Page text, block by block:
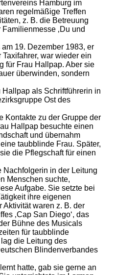
Hamburg im
regelmäßige Treffen
z. B. die Betreuung
‚Du und
19. Dezember 1983, er
war wieder ein
für Frau Hallpap. Aber sie
überwinden, sondern
Hallpap als Schriftführerin in
Ost des
Kontakte zu der Gruppe der
Hallpap besuchte einen
und übernahm
taubblinde Frau. Später,
die Pflegschaft für einen
in der Leitung
Menschen suchte,
Aufgabe. Sie setzte bei
ihre eigenen
Aktivität waren z. B. der
‚Cap San Diego‘, das
Bühne des Musicals
für taubblinde
die Leitung des
Blindenverbandes
hatte, gab sie gerne an